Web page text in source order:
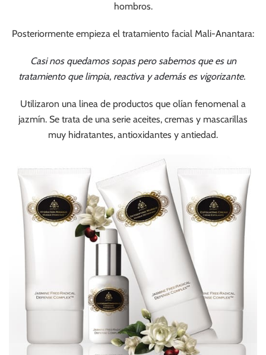
hombros.
Posteriormente empieza el tratamiento facial Mali-Anantara:
Casi nos quedamos sopas pero sabemos que es un
tratamiento que limpia, reactiva y además es vigorizante.
Utilizaron una linea de productos que olían fenomenal a
jazmín. Se trata de una serie aceites, cremas y mascarillas
muy hidratantes, antioxidantes y antiedad.